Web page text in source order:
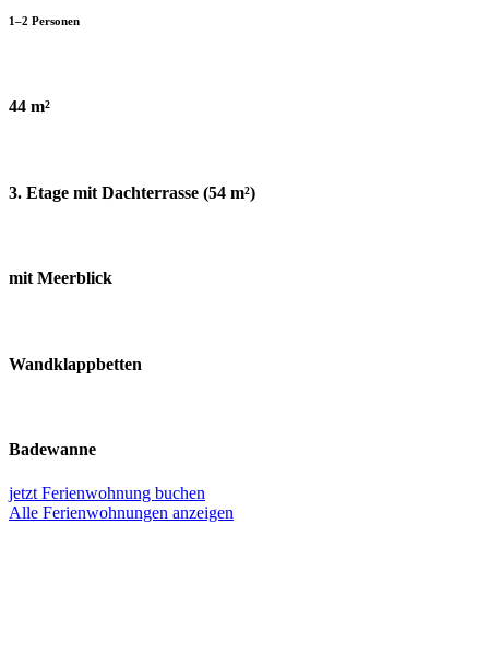
1–2 Personen
44 m²
3. Etage mit Dachterrasse (54 m²)
mit Meerblick
Wandklappbetten
Badewanne
jetzt Ferienwohnung buchen
Alle Ferienwohnungen anzeigen